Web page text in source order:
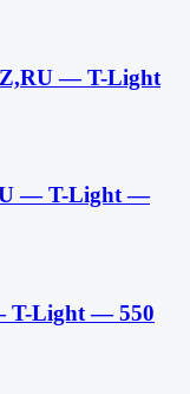
— T-Light
— T-Light —
T-Light — 550